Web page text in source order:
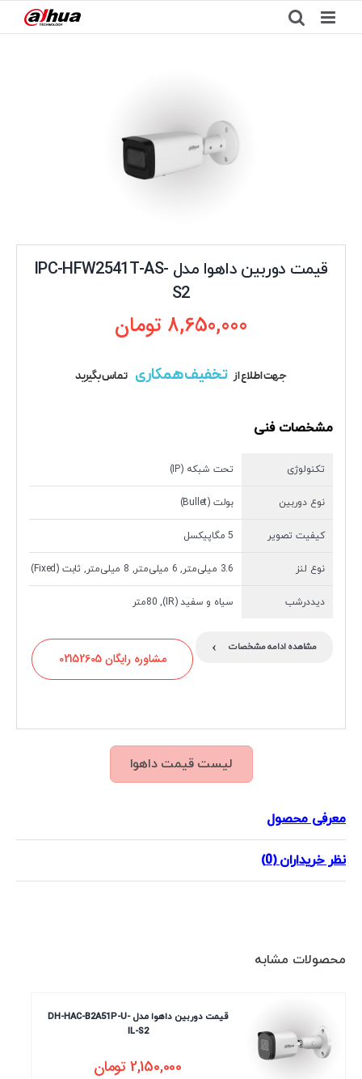
to
قیمت دوربین داهوا مدل IPC-HFW2541T-AS-
S2
8,650,000 تومان
جهت اطلاع از تخفیف همکاری تماس بگیرید
مشخصات فنی
تکنولوژی تحت شبکه (IP)
نوع دوربین بولت (Bullet)
کیفیت تصویر 5 مگاپیکسل
نوع لنز 3.6 میلی‌متر, 6 میلی‌متر, 8 میلی‌متر, ثابت (Fixed)
دیددرشب سیاه و سفید (IR), 80متر
مشاهده ادامه مشخصات ›
مشاوره رایگان 02152605
لیست قیمت داهوا
معرفی محصول
نظر خریداران (0)
محصولات مشابه
قیمت دوربین داهوا مدل DH-HAC-B2A51P-U-
IL-S2
2,150,000تومان